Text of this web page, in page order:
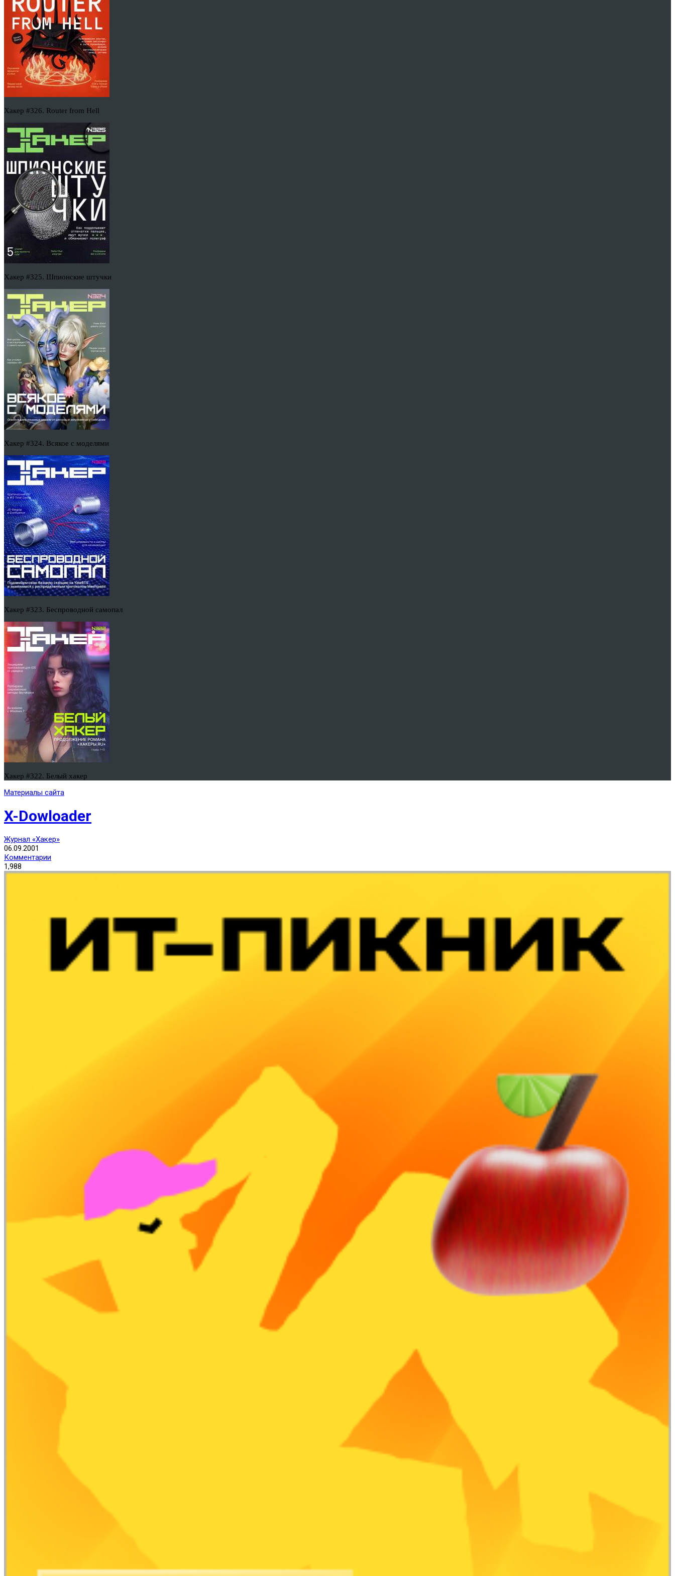
Хакер #326. Router from Hell
Хакер #325. Шпионские штучки
Хакер #324. Всякое с моделями
Хакер #323. Беспроводной самопал
Хакер #322. Белый хакер
Материалы сайта
X-Dowloader
Журнал «Хакер»
06.09.2001
Комментарии
1,988